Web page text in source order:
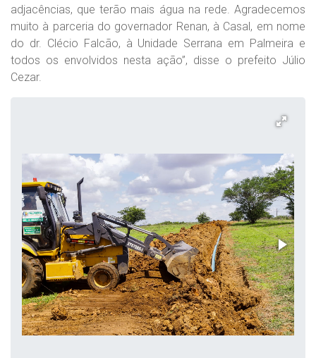
adjacências, que terão mais água na rede. Agradecemos
muito à parceria do governador Renan, à Casal, em nome
do dr. Clécio Falcão, à Unidade Serrana em Palmeira e
todos os envolvidos nesta ação”, disse o prefeito Júlio
Cezar.